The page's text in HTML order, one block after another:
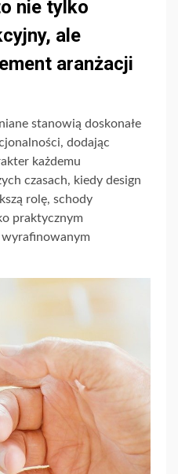
nie tylko
ale
aranżacji
stanowią doskonałe
dodając
każdemu
czasach, kiedy design
rolę, schody
praktycznym
wyrafinowanym